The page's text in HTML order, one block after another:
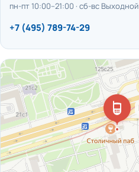
пн-пт 10:00–21:00 · сб-вс Выходной
+7 (495) 789-74-29